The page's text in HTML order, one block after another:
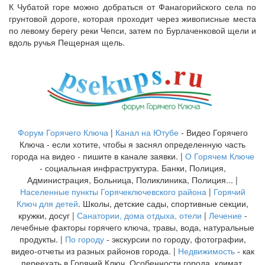
К Чубатой горе можно добраться от Фанагорийского села по
грунтовой дороге, которая проходит через живописные места
по левому берегу реки Чепси, затем по Бурлаченковой щели и
вдоль ручья Пещерная щель.
Форум Горячего Ключа| Канал на Ютубе - Видео Горячего
Ключа - если хотите, чтобы я заснял определенную часть
города на видео - пишите в канале заявки. | О Горячем Ключе
- социальная инфраструктура. Банки, Полиция,
Администрация, Больница, Поликлиника, Полиция... |
Населенные пункты Горячеключевского района| Горячий
Ключ для детей. Школы, детские сады, спортивные секции,
кружки, досуг | Санатории, дома отдыха, отели | Лечение -
лечебные факторы горячего ключа, травы, вода, натуральные
продукты. | По городу- экскурсии по городу, фотографии,
видео-отчеты из разных районов города. | Недвижимость- как
переехать в Горячий Ключ. Особенности города, климат,